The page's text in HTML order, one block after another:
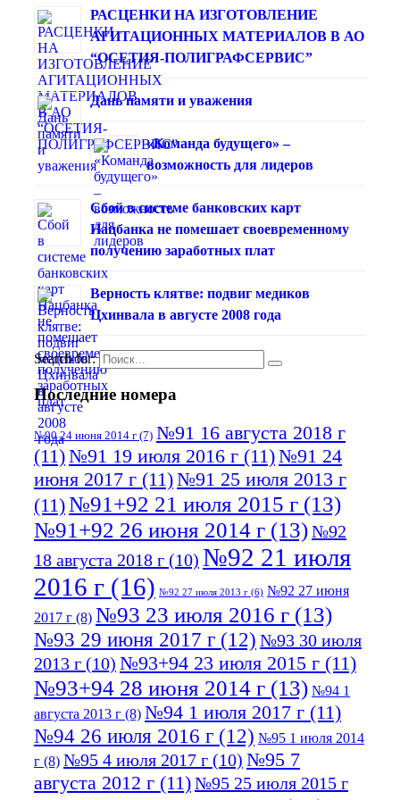
РАСЦЕНКИ НА ИЗГОТОВЛЕНИЕ
АГИТАЦИОННЫХ МАТЕРИАЛОВ В АО
“ОСЕТИЯ-ПОЛИГРАФСЕРВИС”
Дань памяти и уважения
«Команда будущего» –
возможность для лидеров
Сбой в системе банковских карт
Нацбанка не помешает своевременному
получению заработных плат
Верность клятве: подвиг медиков
Цхинвала в августе 2008 года
Search for:
Последние номера
№90 24 июня 2014 г (7) №91 16 августа 2018 г
(11)№91 19 июля 2016 г (11)№91 24
июня 2017 г (11)№91 25 июля 2013 г
(11)№91+92 21 июля 2015 г (13)
№91+92 26 июня 2014 г (13)№92
18 августа 2018 г (10) №92 21 июля
2016 г (16) №92 27 июля 2013 г (6) №92 27 июня
2017 г (8) №93 23 июля 2016 г (13)
№93 29 июня 2017 г (12) №93 30 июля
2013 г (10) №93+94 23 июля 2015 г (11)
№93+94 28 июня 2014 г (13) №94 1
августа 2013 г (8) №94 1 июля 2017 г (11)
№94 26 июля 2016 г (12) №95 1 июля 2014
г (8) №95 4 июля 2017 г (10) №95 7
августа 2012 г (11)№95 25 июля 2015 г